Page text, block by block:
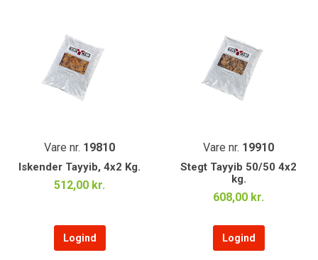
Vare nr. 19810
Iskender Tayyib, 4x2 Kg.
512,00 kr.
Logind
Vare nr. 19910
Stegt Tayyib 50/50 4x2
kg.
608,00 kr.
Logind